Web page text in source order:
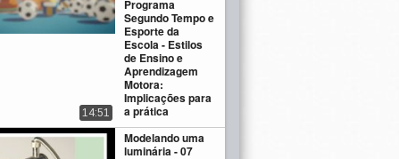
Programa
Segundo Tempo e
Esporte da
Escola - Estilos
de Ensino e
Aprendizagem
Motora:
Implicações para
a prática
14:51
Modelando uma
luminária - 07